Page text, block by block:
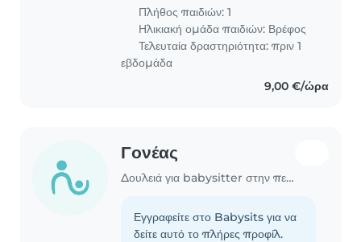
Πλήθος παιδιών: 1
Ηλικιακή ομάδα παιδιών: Βρέφος
Τελευταία δραστηριότητα: πριν 1
εβδομάδα
9,00 €/ώρα
Γονέας
Δουλειά για babysitter στην περιοχή Χανιά
Εγγραφείτε στο Babysits για να
δείτε αυτό το πλήρες προφίλ.